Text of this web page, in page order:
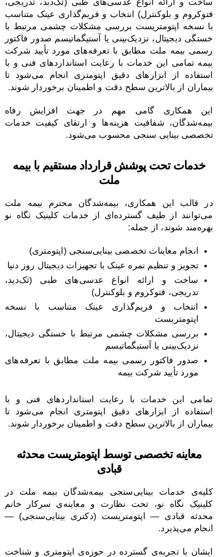
ساخت و ارائه انواع عدسی‌های طبی (تک‌دید، تدریجی،
فتوکروم و بلوکنترل) انتخاب و فریم‌گذاری عینک متناسب
با نسخه اپتومتریست بررسی مشکلات چشمی مرتبط با
خستگی دیجیتال، نزدیک‌بینی یا آستیگماتیسم صدور فاکتور
رسمی بیمه ملت مطابق با تعرفه‌های مورد تأیید شرکت
بیمه تمامی این خدمات با رعایت استانداردهای فنی و با
استفاده از ابزارهای دقیق اپتومتری انجام می‌شود تا
بیماران از بالاترین سطح دقت و اطمینان برخوردار شوند.
این همکاری گامی مهم در جهت افزایش رفاه
بیمه‌شدگان، شفافیت هزینه‌ها و ارتقای کیفیت خدمات
تخصصی بینایی سنجی محسوب می‌شود.
خدمات تحت پوشش قرارداد مستقیم با بیمه
ملت
در قالب این همکاری، بیمه‌شدگان محترم بیمه ملت
می‌توانند از طیف گسترده‌ای از خدمات کلینیک نگاه نو
بهره‌مند شوند، از جمله:
انجام معاینات تخصصی بینایی‌سنجی (اپتومتری)
تجویز و تنظیم نمره عینک با تجهیزات دیجیتال روز دنیا
ساخت و ارائه انواع عدسی‌های طبی (تک‌دید،
تدریجی، فتوکروم و بلوکنترل)
انتخاب و فریم‌گذاری عینک متناسب با نسخه
اپتومتریست
بررسی مشکلات چشمی مرتبط با خستگی دیجیتال،
نزدیک‌بینی یا آستیگماتیسم
صدور فاکتور رسمی بیمه ملت مطابق با تعرفه‌های
مورد تأیید شرکت بیمه
تمامی این خدمات با رعایت استانداردهای فنی و با
استفاده از ابزارهای دقیق اپتومتری انجام می‌شود تا
بیماران از بالاترین سطح دقت و اطمینان برخوردار شوند.
معاینه تخصصی توسط اپتومتریست محدثه
قبادی
کلیه‌ی خدمات بینایی‌سنجی بیمه‌شدگان بیمه ملت در
کلینیک نگاه نو، تحت نظارت و معاینه‌ی سرکار خانم
محدثه قبادی — اپتومتریست (دکتری بینایی‌سنجی) —
انجام می‌پذیرد.
ایشان با تجربه‌ی گسترده در حوزه‌ی اپتومتری و شناخت